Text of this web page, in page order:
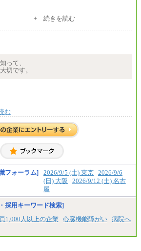
（４）274,000円（月給）～
齢などを考慮のうえ、当社規程により優
・勤務形態に応じて、上記給与の範囲内
中も給与に変更はございません
+ 続きを読む
って、
切です。
む
フォーラム] 2026/9/5 (土) 東京 2026/9/6
(日) 大阪
2026/9/12 (土) 名古
屋
採用キーワード検索]
1,000人以上の企業 心臓機能障がい 病院へ